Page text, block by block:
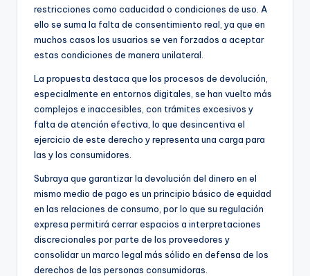
restricciones como caducidad o condiciones de uso. A
ello se suma la falta de consentimiento real, ya que en
muchos casos los usuarios se ven forzados a aceptar
estas condiciones de manera unilateral.
La propuesta destaca que los procesos de devolución,
especialmente en entornos digitales, se han vuelto más
complejos e inaccesibles, con trámites excesivos y
falta de atención efectiva, lo que desincentiva el
ejercicio de este derecho y representa una carga para
las y los consumidores.
Subraya que garantizar la devolución del dinero en el
mismo medio de pago es un principio básico de equidad
en las relaciones de consumo, por lo que su regulación
expresa permitirá cerrar espacios a interpretaciones
discrecionales por parte de los proveedores y
consolidar un marco legal más sólido en defensa de los
derechos de las personas consumidoras.